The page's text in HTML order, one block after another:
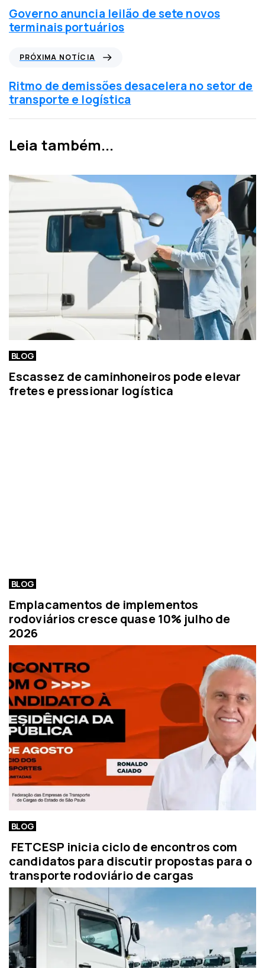
t
í
c
n
t
e
i
r
Governo anuncia leilão de sete novos
terminais portuários
ó
x
i
m
n
t
i
PRÓXIMA NOTÍCIA
Ritmo de demissões desacelera no setor de
transporte e logística
Leia também...
BLOG
Escassez de caminhoneiros pode elevar
fretes e pressionar logística
BLOG
Emplacamentos de implementos
rodoviários cresce quase 10% julho de
2026
BLOG
FETCESP inicia ciclo de encontros com
candidatos para discutir propostas para o
transporte rodoviário de cargas